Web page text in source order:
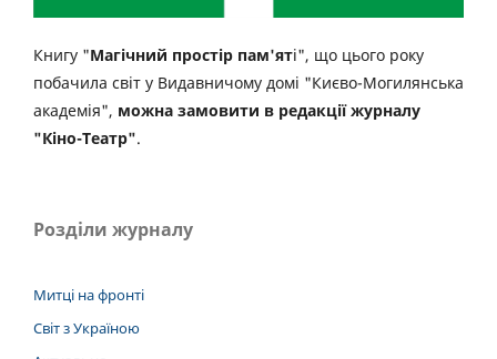
Книгу "Магічний простір пам'яті", що цього року
побачила світ у Видавничому домі "Києво-Могилянська
академія", можна замовити в редакції журналу
"Кіно-Театр".
Розділи журналу
Митці на фронті
Світ з Україною